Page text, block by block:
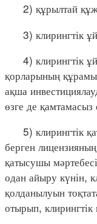
2) құрылтай
3) клирингтік
4) клирингтік
қорларының
ақша
өзге де қамтамасыз
5) клирингтік
берген
қатысушы
одан айыру күнін,
қолданылуын
отырып,